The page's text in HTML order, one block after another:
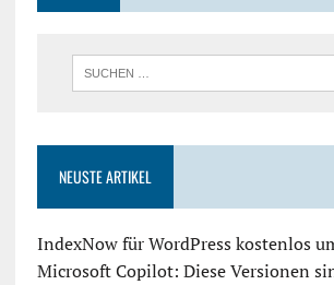
NEUSTE ARTIKEL
IndexNow für WordPress kostenlos
Microsoft Copilot: Diese Versionen